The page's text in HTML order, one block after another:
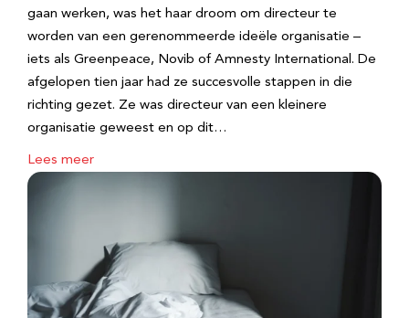
gaan werken, was het haar droom om directeur te
worden van een gerenommeerde ideële organisatie –
iets als Greenpeace, Novib of Amnesty International. De
afgelopen tien jaar had ze succesvolle stappen in die
richting gezet. Ze was directeur van een kleinere
organisatie geweest en op dit…
Lees meer